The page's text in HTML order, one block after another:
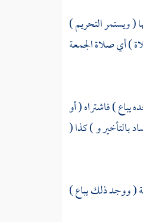
( ويستمر التحريم )
) أي صلاة الجمعة
) فاشتراه ( أو
بالتأخير و ) كذا (
( ووجد ذلك يباع )